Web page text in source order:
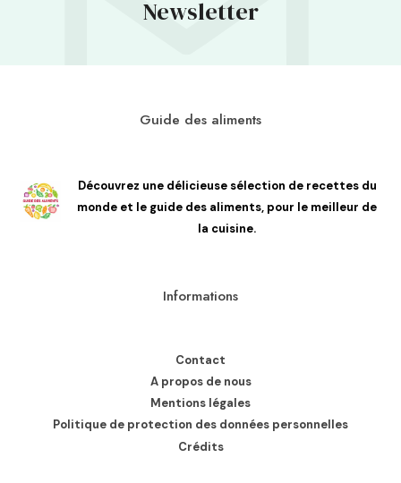
Newsletter
Guide des aliments
Découvrez une délicieuse sélection de recettes du
monde et le guide des aliments, pour le meilleur de
la cuisine.
Informations
Contact
A propos de nous
Mentions légales
Politique de protection des données personnelles
Crédits